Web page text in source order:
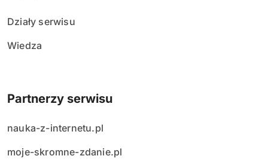
Działy serwisu
Wiedza
Partnerzy serwisu
nauka-z-internetu.pl
moje-skromne-zdanie.pl